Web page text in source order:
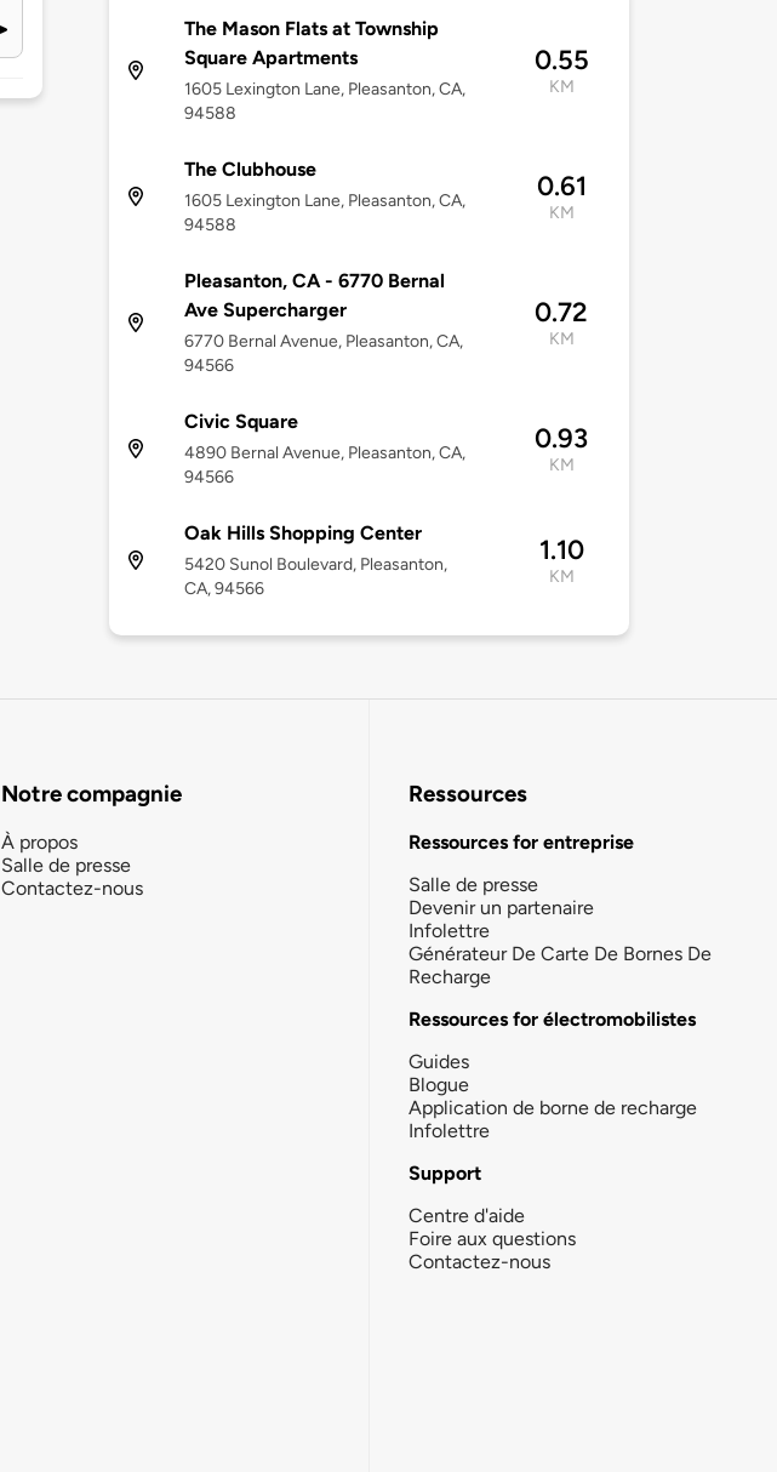
The Mason Flats at Township
Square Apartments
1605 Lexington Lane, Pleasanton, CA,
94588
0.55
KM
The Clubhouse
1605 Lexington Lane, Pleasanton, CA,
94588
0.61
KM
Pleasanton, CA - 6770 Bernal
Ave Supercharger
6770 Bernal Avenue, Pleasanton, CA,
94566
0.72
KM
Civic Square
4890 Bernal Avenue, Pleasanton, CA,
94566
0.93
KM
Oak Hills Shopping Center
5420 Sunol Boulevard, Pleasanton,
CA, 94566
1.10
KM
Notre compagnie
À propos
Salle de presse
Contactez-nous
Ressources
Ressources for entreprise
Salle de presse
Devenir un partenaire
Infolettre
Générateur De Carte De Bornes De
Recharge
Ressources for électromobilistes
Guides
Blogue
Application de borne de recharge
Infolettre
Support
Centre d'aide
Foire aux questions
Contactez-nous